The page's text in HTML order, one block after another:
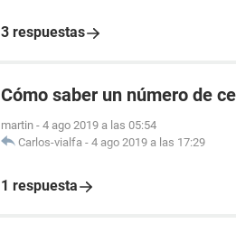
3 respuestas
Cómo saber un número de
martin - 4 ago 2019 a las 05:54
Carlos-vialfa - 4 ago 2019 a las 17:29
1 respuesta